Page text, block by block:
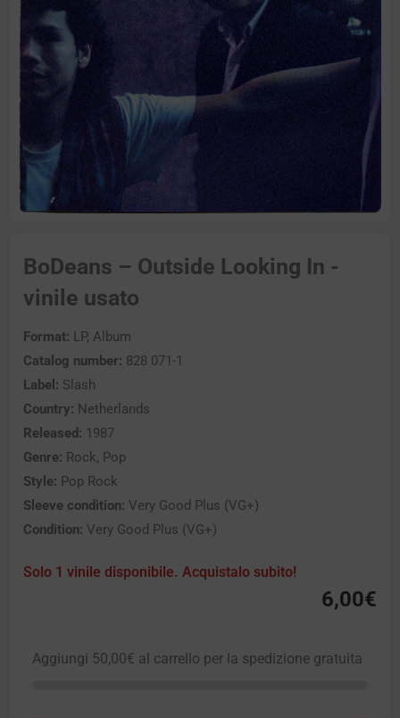
BoDeans – Outside Looking In -
vinile usato
Format: LP, Album
Catalog number: 828 071-1
Label: Slash
Country: Netherlands
Released: 1987
Genre: Rock, Pop
Style: Pop Rock
Sleeve condition: Very Good Plus (VG+)
Condition: Very Good Plus (VG+)
Solo 1 vinile disponibile. Acquistalo subito!
6,00€
Aggiungi 50,00€ al carrello per la spedizione gratuita